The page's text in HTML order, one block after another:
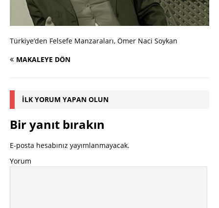
Türkiye’den Felsefe Manzaraları, Ömer Naci Soykan
MAKALEYE DÖN
İLK YORUM YAPAN OLUN
Bir yanıt bırakın
E-posta hesabınız yayımlanmayacak.
Yorum